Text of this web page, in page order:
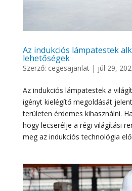
Az indukciós lámpatestek
lehetőségek
Szerző: cegesajanlat| júl 29,
Az indukciós lámpatestek a
igényt kielégítő megoldását
területen érdemes kihasználni.
hogy lecserélje a régi világítási
meg az indukciós technológia